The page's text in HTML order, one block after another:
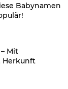
Babynamen
Mit
Herkunft